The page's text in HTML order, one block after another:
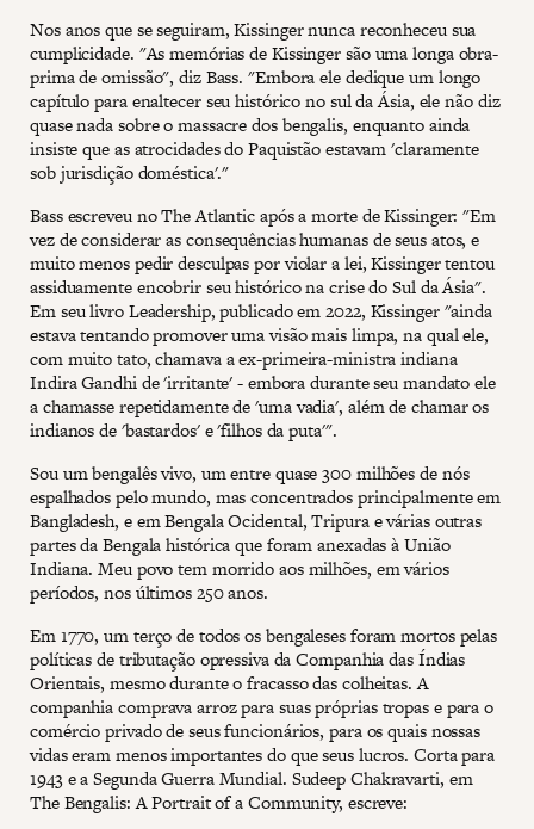
Nos anos que se seguiram, Kissinger nunca reconheceu sua
cumplicidade. "As memórias de Kissinger são uma longa obra-
prima de omissão", diz Bass. "Embora ele dedique um longo
capítulo para enaltecer seu histórico no sul da Ásia, ele não diz
quase nada sobre o massacre dos bengalis, enquanto ainda
insiste que as atrocidades do Paquistão estavam 'claramente
sob jurisdição doméstica'."
Bass escreveu no The Atlantic após a morte de Kissinger: "Em
vez de considerar as consequências humanas de seus atos, e
muito menos pedir desculpas por violar a lei, Kissinger tentou
assiduamente encobrir seu histórico na crise do Sul da Ásia".
Em seu livro Leadership, publicado em 2022, Kissinger "ainda
estava tentando promover uma visão mais limpa, na qual ele,
com muito tato, chamava a ex-primeira-ministra indiana
Indira Gandhi de 'irritante' - embora durante seu mandato ele
a chamasse repetidamente de 'uma vadia', além de chamar os
indianos de 'bastardos' e 'filhos da puta'".
Sou um bengalês vivo, um entre quase 300 milhões de nós
espalhados pelo mundo, mas concentrados principalmente em
Bangladesh, e em Bengala Ocidental, Tripura e várias outras
partes da Bengala histórica que foram anexadas à União
Indiana. Meu povo tem morrido aos milhões, em vários
períodos, nos últimos 250 anos.
Em 1770, um terço de todos os bengaleses foram mortos pelas
políticas de tributação opressiva da Companhia das Índias
Orientais, mesmo durante o fracasso das colheitas. A
companhia comprava arroz para suas próprias tropas e para o
comércio privado de seus funcionários, para os quais nossas
vidas eram menos importantes do que seus lucros. Corta para
1943 e a Segunda Guerra Mundial. Sudeep Chakravarti, em
The Bengalis: A Portrait of a Community, escreve: